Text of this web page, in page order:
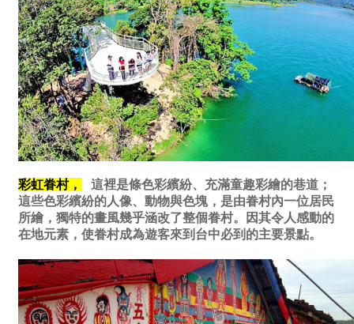
彩虹眷村，
這裡是條色彩繽紛、充滿童趣彩繪的巷道；
這些色彩繽紛的人像、動物與色塊，是由眷村內一位居民
所繪，獨特的畫風幾乎涵改了整個眷村。因其令人感動的
在地元素，使眷村成為遊客來到台中必到的主要景點。